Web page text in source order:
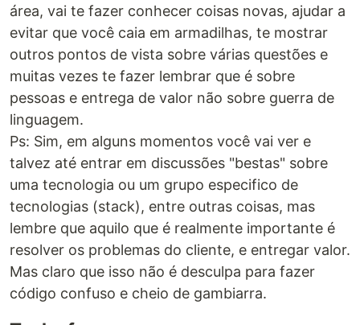
área, vai te fazer conhecer coisas novas, ajudar a
evitar que você caia em armadilhas, te mostrar
outros pontos de vista sobre várias questões e
muitas vezes te fazer lembrar que é sobre
pessoas e entrega de valor não sobre guerra de
linguagem.
Ps: Sim, em alguns momentos você vai ver e
talvez até entrar em discussões "bestas" sobre
uma tecnologia ou um grupo especifico de
tecnologias (stack), entre outras coisas, mas
lembre que aquilo que é realmente importante é
resolver os problemas do cliente, e entregar valor.
Mas claro que isso não é desculpa para fazer
código confuso e cheio de gambiarra.